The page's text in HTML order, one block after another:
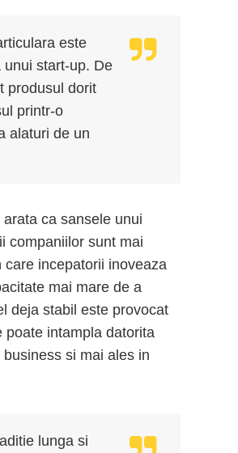
este
unui start-up. De
produsul dorit
printr-o
alaturi de un
arata ca sansele unui
companiilor sunt mai
incepatorii inoveaza
mai mare de a
deja stabil este provocat
poate intampla datorita
si mai ales in
lunga si